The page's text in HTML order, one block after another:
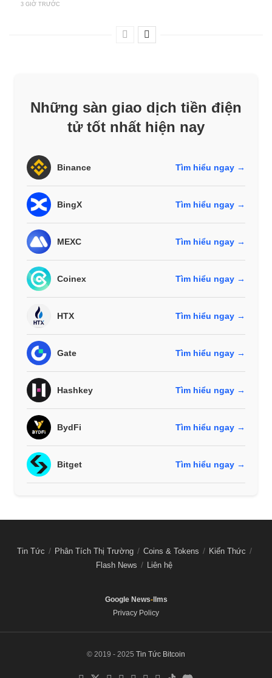
3 GIỜ TRƯỚC
Những sàn giao dịch tiền điện
tử tốt nhất hiện nay
Binance Tìm hiểu ngay →
BingX Tìm hiểu ngay →
MEXC Tìm hiểu ngay →
Coinex Tìm hiểu ngay →
HTX Tìm hiểu ngay →
Gate Tìm hiểu ngay →
Hashkey Tìm hiểu ngay →
BydFi Tìm hiểu ngay →
Bitget Tìm hiểu ngay →
Tin Tức Phân Tích Thị Trường Coins & Tokens
Kiến Thức
Flash News
Liên hệ
Google News-llms
Privacy Policy
© 2019 - 2025 Tin Tức Bitcoin